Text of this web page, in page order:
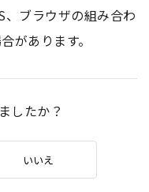
ブラウザの組み合わ
があります。
したか？
いいえ